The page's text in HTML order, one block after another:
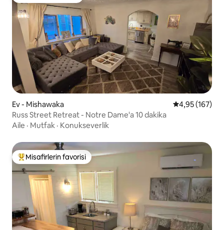
Ev - Mishawaka 5 üzerinden
4,95 (167)
Russ Street Retreat - Notre Dame'a 10 dakika
Aile · Mutfak · Konukseverlik
Misafirlerin favorilerinden en beğenilenler arasında
Misafirlerin favorisi